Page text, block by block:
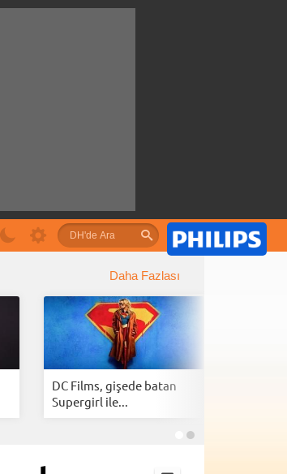
Daha Fazlası
DC Films, gişede batan
Supergirl ile...